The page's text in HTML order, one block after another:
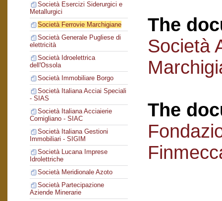
Società Esercizi Siderurgici e
Metallurgici
Società Ferrovie Marchigiane
Società Generale Pugliese di
elettricità
Società Idroelettrica
dell'Ossola
Società Immobiliare Borgo
Società Italiana Acciai Speciali
- SIAS
Società Italiana Acciaierie
Cornigliano - SIAC
Società Italiana Gestioni
Immobiliari - SIGIM
Società Lucana Imprese
Idrolettriche
Società Meridionale Azoto
Società Partecipazione
Aziende Minerarie
The
Società
The